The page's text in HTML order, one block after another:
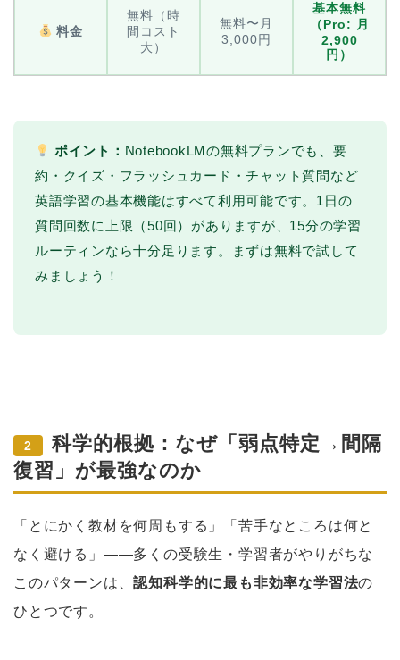
料金
無料（時
間コスト
大）
無料〜月
3,000円
基本無料
（Pro: 月
2,900
円）
ポイント： NotebookLMの無料プランでも、要
約・クイズ・フラッシュカード・チャット質問など
英語学習の基本機能はすべて利用可能です。1日の
質問回数に上限（50回）がありますが、15分の学習
ルーティンなら十分足ります。まずは無料で試して
みましょう！
2
科学的根拠：なぜ「弱点特定→間隔
復習」が最強なのか
「とにかく教材を何周もする」「苦手なところは何と
なく避ける」——多くの受験生・学習者がやりがちな
このパターンは、認知科学的に最も非効率な学習法の
ひとつです。